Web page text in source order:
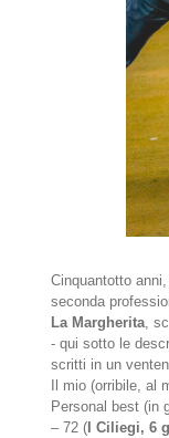
Cinquantotto
seconda
La Margherita,
- qui sotto le
scritti in un
Il mio (orribile, al
Personal best (in
– 72 ( I Ciliegi, 6